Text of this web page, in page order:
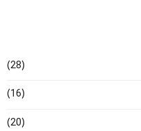
(28)
(16)
(20)